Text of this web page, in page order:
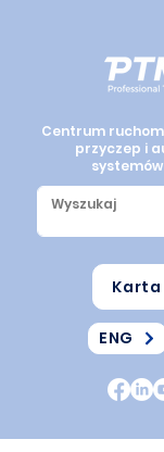
Centrum
przyczep i
Karta
ENG